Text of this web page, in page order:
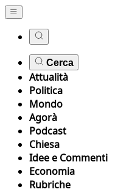
Cerca
Attualità
Politica
Mondo
Agorà
Podcast
Chiesa
Idee e Commenti
Economia
Rubriche